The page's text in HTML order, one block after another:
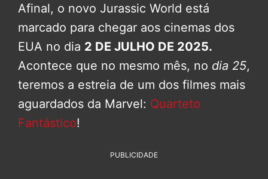
Afinal, o novo Jurassic World está
marcado para chegar aos cinemas dos
EUA no dia 2 DE JULHO DE 2025.
Acontece que no mesmo mês, no dia 25,
teremos a estreia de um dos filmes mais
aguardados da Marvel: Quarteto
Fantástico!
PUBLICIDADE